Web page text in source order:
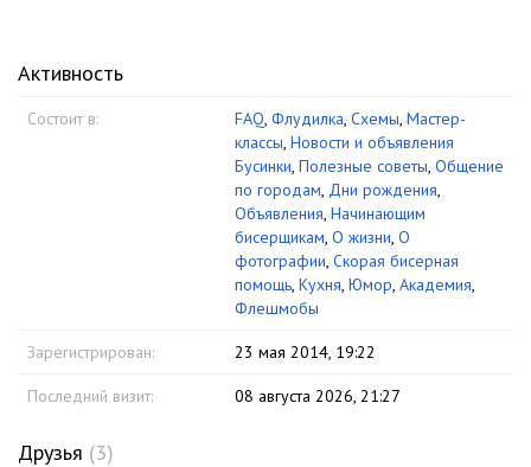
Активность
Состоит в: FAQ, Флудилка, Схемы, Мастер-
классы, Новости и объявления
Бусинки, Полезные советы, Общение
по городам, Дни рождения,
Объявления, Начинающим
бисерщикам, О жизни, О
фотографии, Скорая бисерная
помощь, Кухня, Юмор, Академия,
Флешмобы
Зарегистрирован: 23 мая 2014, 19:22
Последний визит: 08 августа 2026, 21:27
Друзья (3)